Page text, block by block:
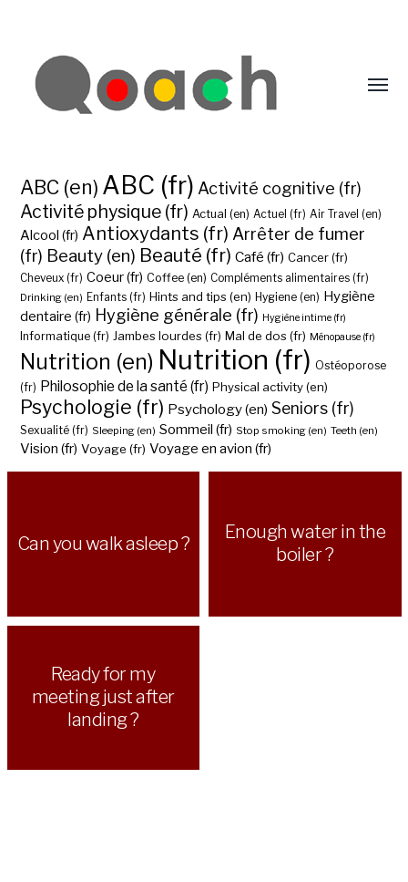
ABC (en) ABC (fr) Activité cognitive (fr)
Activité physique (fr) Actual (en) Actuel (fr) Air Travel (en)
Alcool (fr) Antioxydants (fr) Arrêter de fumer
(fr) Beauty (en) Beauté (fr) Café (fr) Cancer (fr)
Cheveux (fr) Coeur (fr) Coffee (en) Compléments alimentaires (fr)
Drinking (en) Enfants (fr) Hints and tips (en) Hygiene (en) Hygiène
dentaire (fr) Hygiène générale (fr) Hygiène intime (fr)
Informatique (fr) Jambes lourdes (fr) Mal de dos (fr) Ménopause (fr)
Nutrition (en) Nutrition (fr) Ostéoporose
(fr) Philosophie de la santé (fr) Physical activity (en)
Psychologie (fr) Psychology (en) Seniors (fr)
Sexualité (fr) Sleeping (en) Sommeil (fr) Stop smoking (en) Teeth (en)
Vision (fr) Voyage (fr) Voyage en avion (fr)
Can you walk asleep ?
Enough water in the
boiler ?
Ready for my
meeting just after
landing ?